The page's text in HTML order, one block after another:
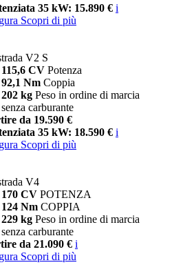
35 kW: 15.890 € i
Scopri di più
V2 S
115,6 CV Potenza
92,1 Nm Coppia
202 kg Peso in ordine di marcia
senza carburante
da 19.590 €
35 kW: 18.590 € i
Scopri di più
V4
170 CV POTENZA
124 Nm COPPIA
229 kg Peso in ordine di marcia
senza carburante
da 21.090 € i
Scopri di più